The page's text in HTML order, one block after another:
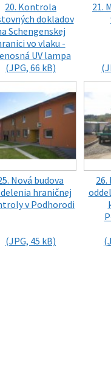
20. Kontrola
dokladov
Schengenskej
vo vlaku -
UV lampa
(JPG, 66 kB)
21.
Nová budova
hraničnej
v Podhorodi
(JPG, 45 kB)
26.